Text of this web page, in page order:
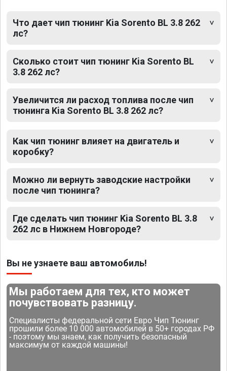
Что дает чип тюнинг Kia Sorento BL 3.8 262
лс?
Сколько стоит чип тюнинг Kia Sorento BL
3.8 262 лс?
Увеличится ли расход топлива после чип
тюнинга Kia Sorento BL 3.8 262 лс?
Как чип тюнинг влияет на двигатель и
коробку?
Можно ли вернуть заводские настройки
после чип тюнинга?
Где сделать чип тюнинг Kia Sorento BL 3.8
262 лс в Нижнем Новгороде?
Вы не узнаете ваш автомобиль!
Мы работаем для тех, кто может
почувствовать разницу.
Специалисты федеральной сети Евро Чип Тюнинг
прошили более 10 000 автомобилей в 50+ городах РФ
- поэтому мы знаем, как получить безопасный
максимум от каждой машины!